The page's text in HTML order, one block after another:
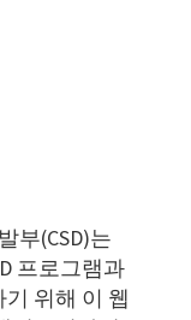
부(CSD)는
프로그램과
위해 이 웹